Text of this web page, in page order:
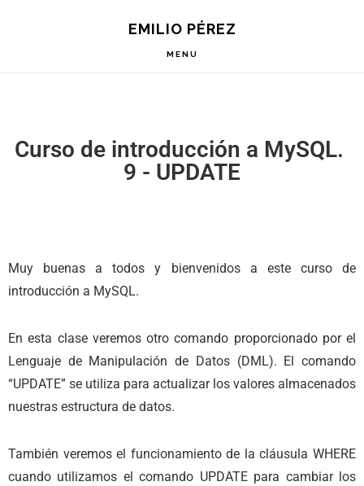
EMILIO PÉREZ
MENU
Curso de introducción a MySQL.
9 - UPDATE
Muy buenas a todos y bienvenidos a este curso de
introducción a MySQL.
En esta clase veremos otro comando proporcionado por el
Lenguaje de Manipulación de Datos (DML). El comando
“UPDATE” se utiliza para actualizar los valores almacenados
nuestras estructura de datos.
También veremos el funcionamiento de la cláusula WHERE
cuando utilizamos el comando UPDATE para cambiar los